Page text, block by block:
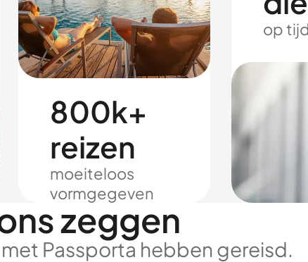
800k+
reizen
moeiteloos
vormgegeven
op
zeggen
Passporta hebben gereisd.